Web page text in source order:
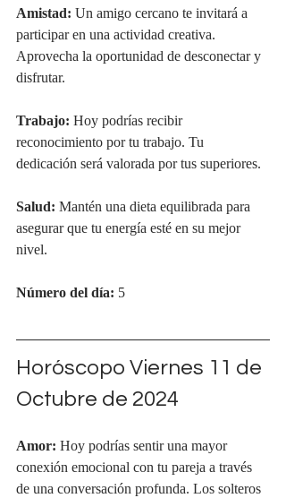
Amistad: Un amigo cercano te invitará a
participar en una actividad creativa.
Aprovecha la oportunidad de desconectar y
disfrutar.
Trabajo: Hoy podrías recibir
reconocimiento por tu trabajo. Tu
dedicación será valorada por tus superiores.
Salud: Mantén una dieta equilibrada para
asegurar que tu energía esté en su mejor
nivel.
Número del día: 5
Horóscopo Viernes 11 de
Octubre de 2024
Amor: Hoy podrías sentir una mayor
conexión emocional con tu pareja a través
de una conversación profunda. Los solteros